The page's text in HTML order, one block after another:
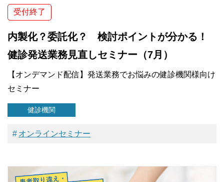
受付終了
内製化？委託化？ 検討ポイントが分かる！
健診発送業務見直しセミナー（7月）
【オンデマンド配信】発送業務でお悩みの健診機関様向け
セミナー
健診機関
オンラインセミナー